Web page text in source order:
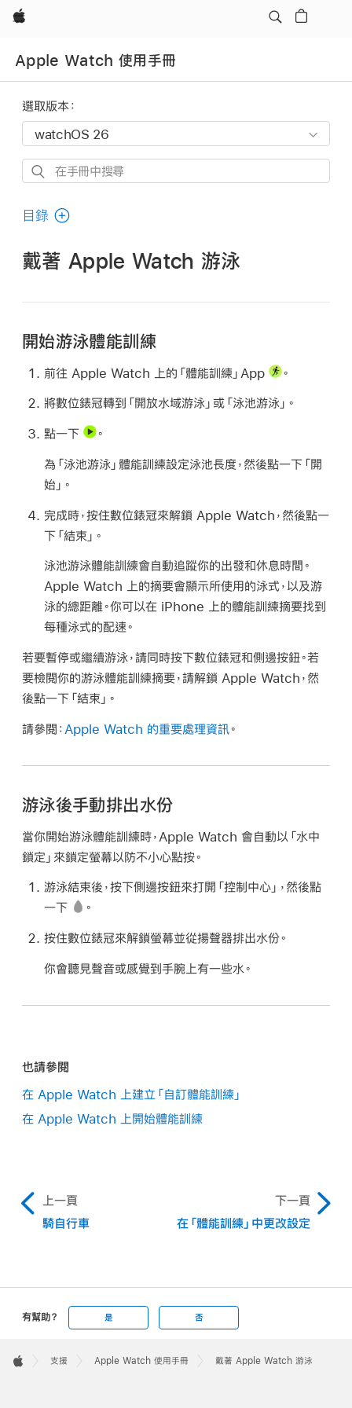
Apple
Apple Watch 使用手冊
選取版本：
在
冊
搜
尋
目錄
戴著 Apple Watch 游泳
開始游泳體能訓練
前往 Apple Watch 上的「體能訓練」App 。
將數位錶冠轉到「開放水域游泳」或「泳池游泳」。
點一下 。
為「泳池游泳」體能訓練設定泳池長度，然後點一下「開
始」。
完成時，按住數位錶冠來解鎖 Apple Watch，然後點一
下「結束」。
泳池游泳體能訓練會自動追蹤你的出發和休息時間。
Apple Watch 上的摘要會顯示所使用的泳式，以及游
泳的總距離。你可以在 iPhone 上的體能訓練摘要找到
每種泳式的配速。
若要暫停或繼續游泳，請同時按下數位錶冠和側邊按鈕。若
要檢閱你的游泳體能訓練摘要，請解鎖 Apple Watch，然
後點一下「結束」。
請參閱： Apple Watch 的重要處理資訊。
游泳後手動排出水份
當你開始游泳體能訓練時，Apple Watch 會自動以「水中
鎖定」來鎖定螢幕以防不小心點按。
游泳結束後，按下側邊按鈕來打開「控制中心」，然後點
一下
。
按住數位錶冠來解鎖螢幕並從揚聲器排出水份。
你會聽見聲音或感覺到手腕上有一些水。
也請參閱
在 Apple Watch 上建立「自訂體能訓練」
在 Apple Watch 上開始體能訓練
上一頁
騎自行車
下一頁
在「體能訓練」中更改設定
有幫助？ 是 否
Footer

支援 Apple Watch 使用手冊 戴著 Apple Watch 游泳